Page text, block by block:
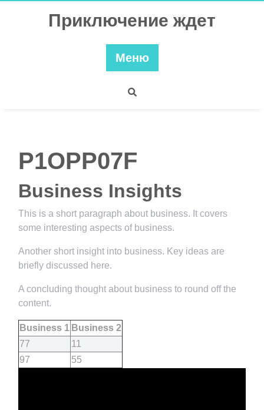
Приключение ждет
Меню
P1OPP07F
Business Insights
This is a short paragraph about business. It covers
some interesting aspects of business.
Another short insight into business. Key ideas are
briefly discussed here.
A concluding thought about business to round off the
content.
Business 1 Business 2
77
11
97
55